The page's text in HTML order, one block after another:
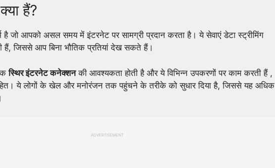
हैं?
है जो आपको असल समय में इंटरनेट पर सामग्री प्रदान करता है। ये सेवाएं डेटा स्ट्रीमिंग
हैं, जिससे आप बिना भौतिक प्रतियां देख सकते हैं।
स्थिर इंटरनेट कनेक्शनकी आवश्यकता होती है और ये विभिन्न उपकरणों पर काम करती हैं ,
ये लोगों के खेल और मनोरंजन तक पहुंचने के तरीके को सुधार दिया है, जिससे यह अधिक
ADVERTISEMENT